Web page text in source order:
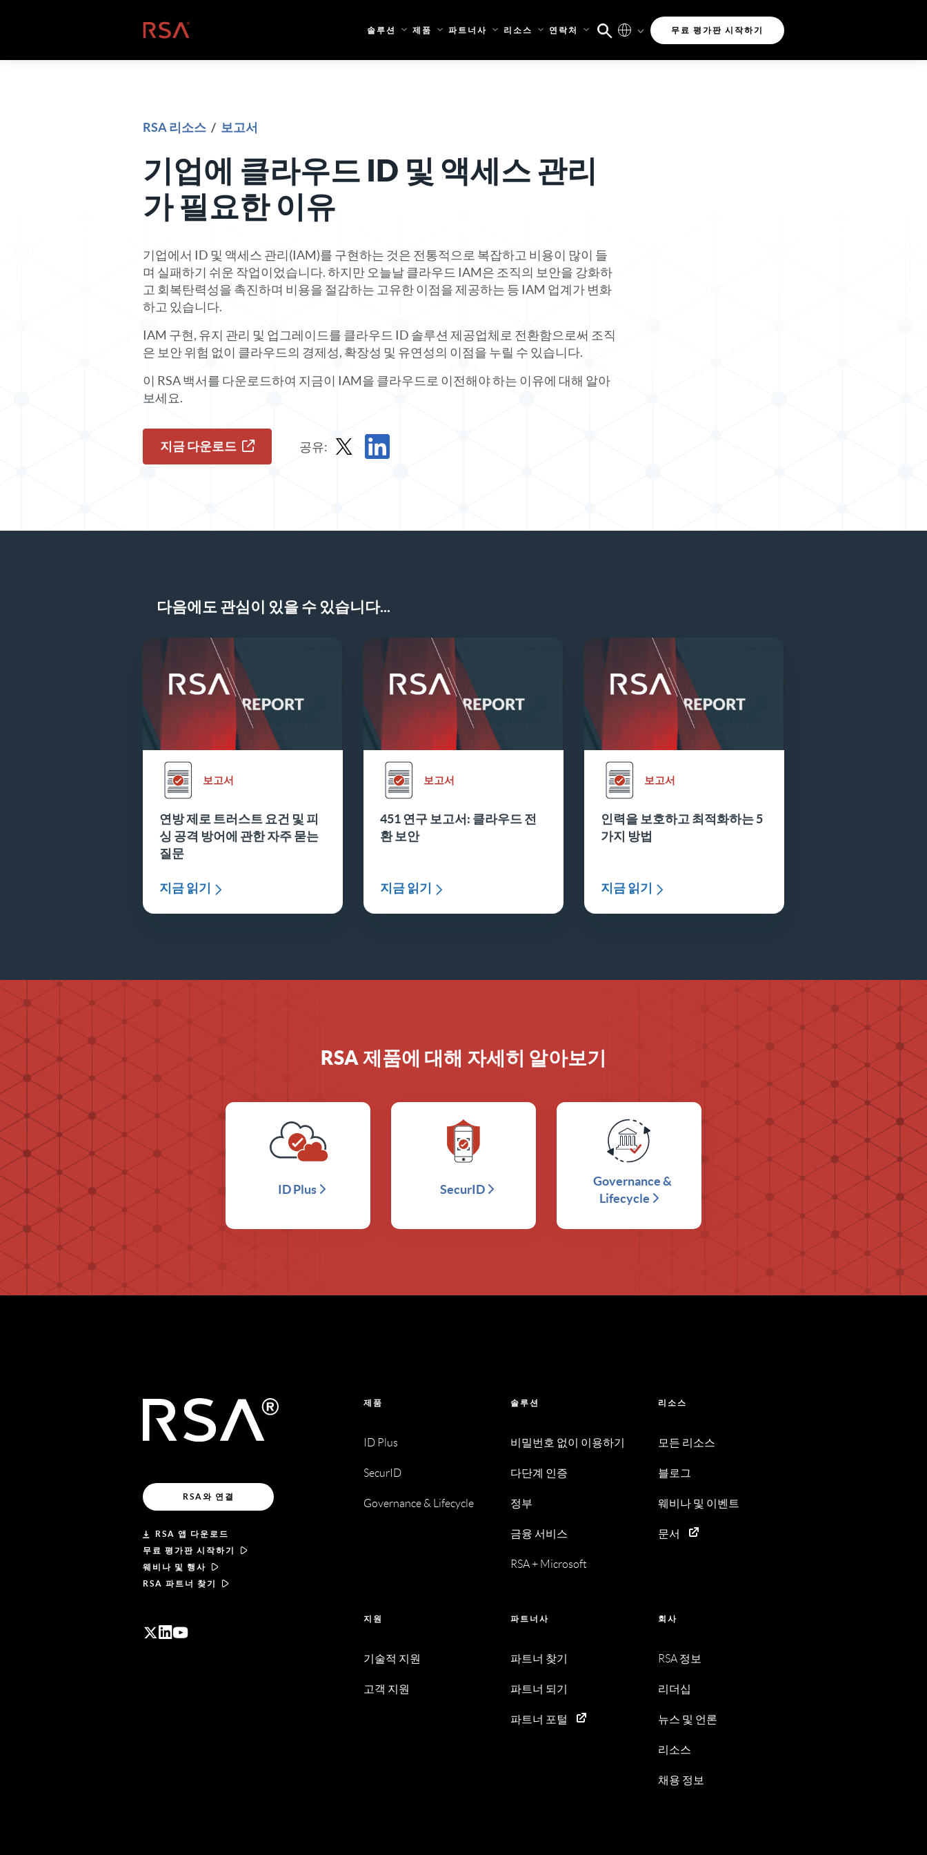
홈 솔루션 제품 파트너사 리소스 연락처 무료 평가판 시작하기
RSA 리소스 / 보고서
기업에 클라우드 ID 및 액세스 관리
가 필요한 이유
기업에서 ID 및 액세스 관리(IAM)를 구현하는 것은 전통적으로 복잡하고 비용이 많이 들
며 실패하기 쉬운 작업이었습니다. 하지만 오늘날 클라우드 IAM은 조직의 보안을 강화하
고 회복탄력성을 촉진하며 비용을 절감하는 고유한 이점을 제공하는 등 IAM 업계가 변화
하고 있습니다.
IAM 구현, 유지 관리 및 업그레이드를 클라우드 ID 솔루션 제공업체로 전환함으로써 조직
은 보안 위험 없이 클라우드의 경제성, 확장성 및 유연성의 이점을 누릴 수 있습니다.
이 RSA 백서를 다운로드하여 지금이 IAM을 클라우드로 이전해야 하는 이유에 대해 알아
보세요.
지금 다운로드 공유:
다음에도 관심이 있을 수 있습니다...
보고서
연방 제로 트러스트 요건 및 피
싱 공격 방어에 관한 자주 묻는
질문
지금 읽기
보고서
451 연구 보고서: 클라우드 전
환 보안
지금 읽기
보고서
인력을 보호하고 최적화하는 5
가지 방법
지금 읽기
RSA 제품에 대해 자세히 알아보기
ID Plus SecurID
Governance &
Lifecycle
RSA와 연결
RSA 앱 다운로드
무료 평가판 시작하기
웨비나 및 행사
RSA 파트너 찾기
제품
ID Plus
SecurID
Governance & Lifecycle
솔루션
비밀번호 없이 이용하기
다단계 인증
정부
금융 서비스
RSA + Microsoft
리소스
모든 리소스
블로그
웨비나 및 이벤트
문서
지원
기술적 지원
고객 지원
파트너사
파트너 찾기
파트너 되기
파트너 포털
회사
RSA 정보
리더십
뉴스 및 언론
리소스
채용 정보